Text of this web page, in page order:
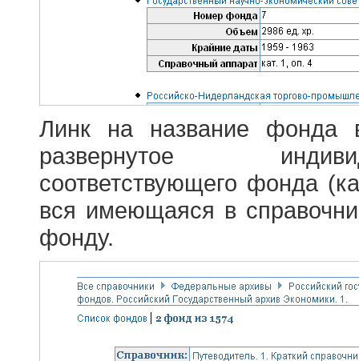
Линк на название фонда
развернутое
соответствующего фонда
вся имеющаяся в
фонду.